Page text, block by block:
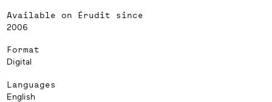
Available on Érudit since
2006
Format
Digital
Languages
English